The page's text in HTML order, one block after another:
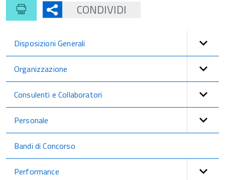
CONDIVIDI
Disposizioni Generali
Organizzazione
Consulenti e Collaboratori
Personale
Bandi di Concorso
Performance